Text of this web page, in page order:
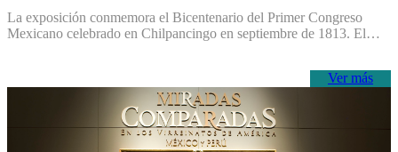
La exposición conmemora el Bicentenario del Primer Congreso
Mexicano celebrado en Chilpancingo en septiembre de 1813. El…
Ver más